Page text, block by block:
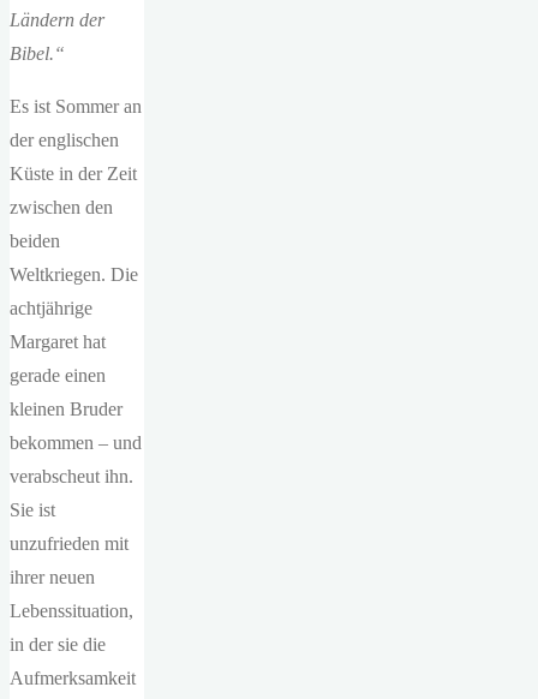
Ländern der
Bibel.“
Es ist Sommer an
der englischen
Küste in der Zeit
zwischen den
beiden
Weltkriegen. Die
achtjährige
Margaret hat
gerade einen
kleinen Bruder
bekommen – und
verabscheut ihn.
Sie ist
unzufrieden mit
ihrer neuen
Lebenssituation,
in der sie die
Aufmerksamkeit